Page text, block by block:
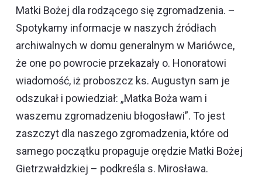
Matki Bożej dla rodzącego się zgromadzenia. –
Spotykamy informacje w naszych źródłach
archiwalnych w domu generalnym w Mariówce,
że one po powrocie przekazały o. Honoratowi
wiadomość, iż proboszcz ks. Augustyn sam je
odszukał i powiedział: „Matka Boża wam i
waszemu zgromadzeniu błogosławi”. To jest
zaszczyt dla naszego zgromadzenia, które od
samego początku propaguje orędzie Matki Bożej
Gietrzwałdzkiej – podkreśla s. Mirosława.